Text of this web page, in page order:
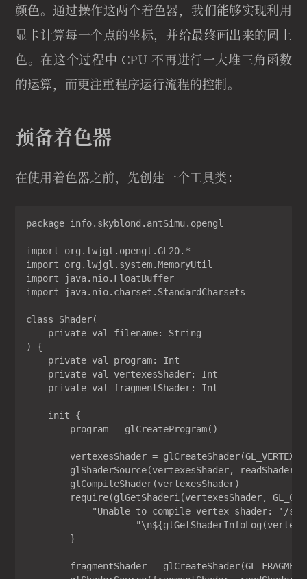
颜色。通过操作这两个着色器，我们能够实现利用
显卡计算每一个点的坐标，并给最终画出来的圆上
色。在这个过程中 CPU 不再进行一大堆三角函数
的运算，而更注重程序运行流程的控制。
预备着色器
在使用着色器之前，先创建一个工具类：
package info.skyblond.antSimu.opengl
import org.lwjgl.opengl.GL20.*
import org.lwjgl.system.MemoryUtil
import java.nio.FloatBuffer
import java.nio.charset.StandardCharsets
class Shader(
    private val filename: String
) {
    private val program: Int
    private val vertexesShader: Int
    private val fragmentShader: Int
    init {
        program = glCreateProgram()
vertexesShader =
glShaderSource(vertexesShader,
        glCompileShader(vertexesShader)
require(glGetShaderi(vertexesShader,
"Unable to compile vertex shader: '/
        }
fragmentShader =